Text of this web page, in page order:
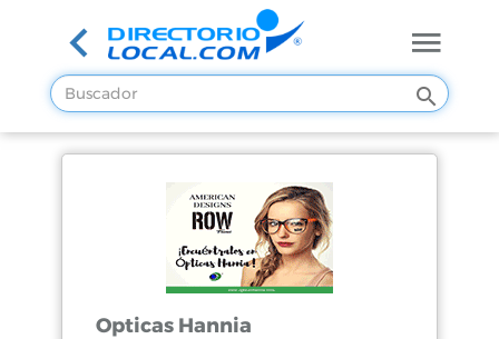
Opticas Hannia